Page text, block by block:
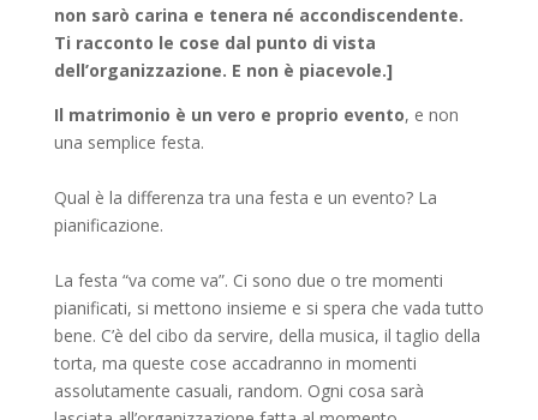
non sarò carina e tenera né accondiscendente.
Ti racconto le cose dal punto di vista
dell’organizzazione. E non è piacevole.]
Il matrimonio è un vero e proprio evento, e non
una semplice festa.
Qual è la differenza tra una festa e un evento? La
pianificazione.
La festa “va come va”. Ci sono due o tre momenti
pianificati, si mettono insieme e si spera che vada tutto
bene. C’è del cibo da servire, della musica, il taglio della
torta, ma queste cose accadranno in momenti
assolutamente casuali, random. Ogni cosa sarà